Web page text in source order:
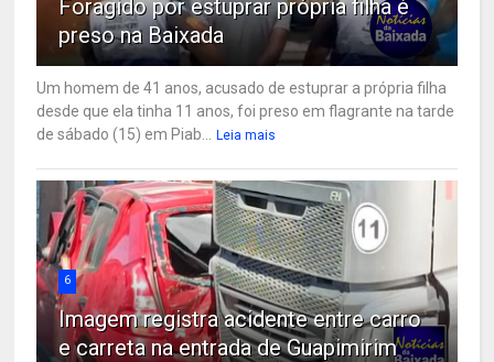
Foragido por estuprar própria filha é
preso na Baixada
Um homem de 41 anos, acusado de estuprar a própria filha
desde que ela tinha 11 anos, foi preso em flagrante na tarde
de sábado (15) em Piab...
Leia mais
6
Imagem registra acidente entre carro
e carreta na entrada de Guapimirim